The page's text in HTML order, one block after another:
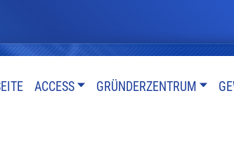
ACCESS GRÜNDERZENTRUM